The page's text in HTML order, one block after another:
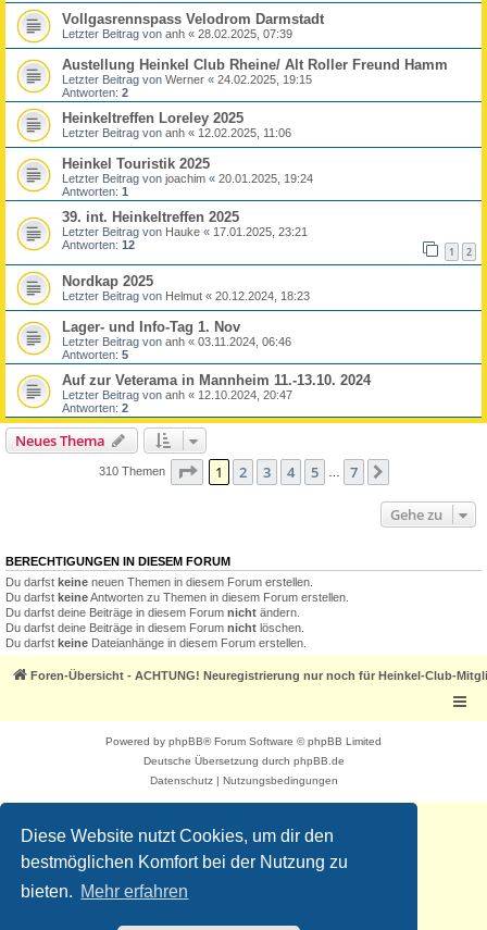
Diese Website nutzt Cookies, um dir den
bestmöglichen Komfort bei der Nutzung zu
bieten. Mehr erfahren
Vollgasrennspass Velodrom Darmstadt
Letzter Beitrag von anh « 28.02.2025, 07:39
Austellung Heinkel Club Rheine/ Alt Roller Freund Hamm
Letzter Beitrag von Werner « 24.02.2025, 19:15
Antworten: 2
Heinkeltreffen Loreley 2025
Letzter Beitrag von anh « 12.02.2025, 11:06
Heinkel Touristik 2025
Letzter Beitrag von joachim « 20.01.2025, 19:24
Antworten: 1
39. int. Heinkeltreffen 2025
Letzter Beitrag von Hauke « 17.01.2025, 23:21
Antworten: 12 1 2
Nordkap 2025
Letzter Beitrag von Helmut « 20.12.2024, 18:23
Lager- und Info-Tag 1. Nov
Letzter Beitrag von anh « 03.11.2024, 06:46
Antworten: 5
Auf zur Veterama in Mannheim 11.-13.10. 2024
Letzter Beitrag von anh « 12.10.2024, 20:47
Antworten: 2
Neues Thema
310 Themen Seite 1von
1 2 3 4 5 7
Gehe zu
BERECHTIGUNGEN IN DIESEM FORUM
Du darfst keine neuen Themen in diesem Forum erstellen.
Du darfst keineAntworten zu Themen in diesem Forum erstellen.
Du darfst deine Beiträge in diesem Forum nicht ändern.
Du darfst deine Beiträge in diesem Forum nicht löschen.
Du darfst keine Dateianhänge in diesem Forum erstellen.
Foren-Übersicht - ACHTUNG! Neuregistrierung nur noch für Heinkel-Club-
Powered by phpBB® Forum Software © phpBB Limited
Deutsche Übersetzung durch phpBB.de
Datenschutz| Nutzungsbedingungen